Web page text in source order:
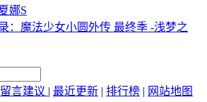
娜S
：魔法少女小圆外传 最终季 -浅梦之
留言建议 | 最近更新 | 排行榜 | 网站地图